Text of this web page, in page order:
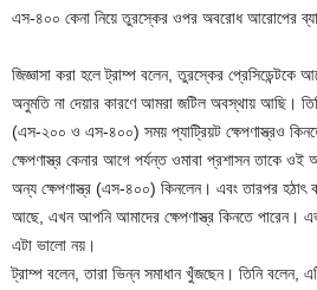
এস-৪০০ কেনা নিয়ে তুরস্কের ওপর অবরোধ আরোপের
জিজ্ঞাসা করা হলে ট্রাম্প বলেন, তুরস্কের প্রেসিডেন্টকে
অনুমতি না দেয়ার কারণে আমরা জটিল অবস্থায় আছি।
(এস-২০০ ও এস-৪০০) সময় প্যাট্রিয়ট ক্ষেপণাস্ত্রও
ক্ষেপণাস্ত্র কেনার আগে পর্যন্ত ওমাবা প্রশাসন তাকে ওই
অন্য ক্ষেপণাস্ত্র (এস-৪০০) কিনলেন। এবং তারপর হঠাৎ
আছে, এখন আপনি আমাদের ক্ষেপণাস্ত্র কিনতে পারেন।
এটা ভালো নয়।
ট্রাম্প বলেন, তারা ভিন্ন সমাধান খুঁজছেন। তিনি বলেন,